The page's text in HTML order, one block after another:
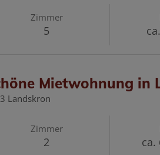
Zimmer
5
Mietwohnung in
Landskron
Zimmer
2 ca.